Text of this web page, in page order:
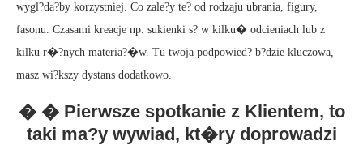
wygl?da?by korzystniej. Co zale?y te? od rodzaju ubrania, figury,
fasonu. Czasami kreacje np. sukienki s? w kilku� odcieniach lub z
kilku r�?nych materia?�w. Tu twoja podpowied? b?dzie kluczowa,
masz wi?kszy dystans dodatkowo.
� � Pierwsze spotkanie z Klientem, to
taki ma?y wywiad, kt�ry doprowadzi